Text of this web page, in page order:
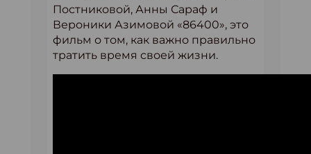
Постниковой, Анны Сараф и
Вероники Азимовой «86400», это
фильм о том, как важно правильно
тратить время своей жизни.